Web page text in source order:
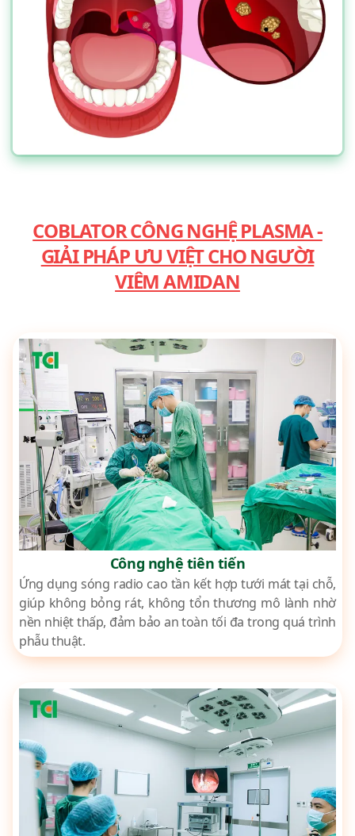
COBLATOR CÔNG NGHỆ PLASMA -
GIẢI PHÁP ƯU VIỆT CHO NGƯỜI
VIÊM AMIDAN
Công nghệ tiên tiến
Ứng dụng sóng radio cao tần kết hợp tưới mát tại chỗ,
giúp không bỏng rát, không tổn thương mô lành nhờ
nền nhiệt thấp, đảm bảo an toàn tối đa trong quá trình
phẫu thuật.